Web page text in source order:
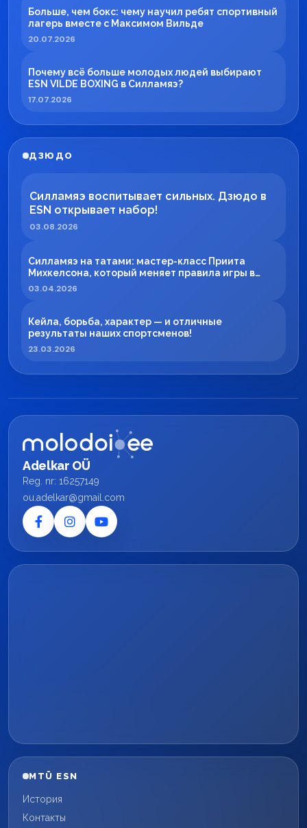
Больше, чем бокс: чему научил ребят спортивный
лагерь вместе с Максимом Вильде
20.07.2026
Почему всё больше молодых людей выбирают
ESN VILDE BOXING в Силламяэ?
17.07.2026
ДЗЮДО
Силламяэ воспитывает сильных. Дзюдо в
ESN открывает набор!
03.08.2026
Силламяэ на татами: мастер-класс Приита
Михкелсона, который меняет правила игры в
регионе
03.04.2026
Кейла, борьба, характер — и отличные
результаты наших спортсменов!
23.03.2026
Adelkar OÜ
Reg. nr: 16257149
ou.adelkar@gmail.com
MTÜ ESN
История
Контакты